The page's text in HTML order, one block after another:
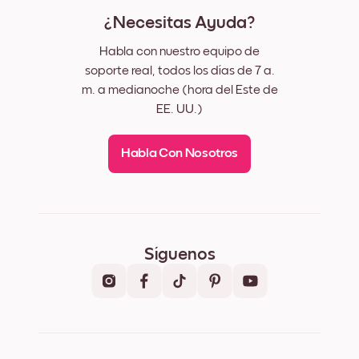
¿Necesitas Ayuda?
Habla con nuestro equipo de
soporte real, todos los días de 7 a.
m. a medianoche (hora del Este de
EE. UU.)
Habla Con Nosotros
Síguenos